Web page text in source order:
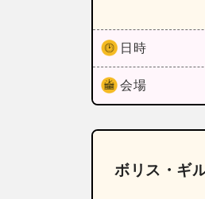
日時
会場
ボリス・ギ